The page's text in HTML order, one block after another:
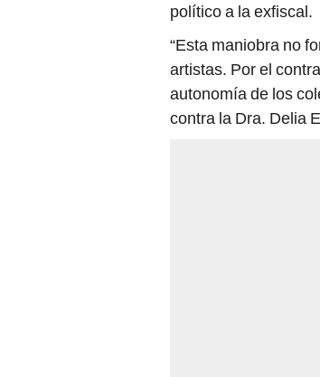
político a la exfiscal.
“Esta maniobra no
artistas. Por el
autonomía de los
contra la Dra. Delia